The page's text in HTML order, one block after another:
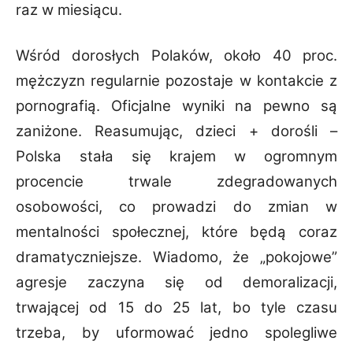
raz w miesiącu.
Wśród dorosłych Polaków, około 40 proc.
mężczyzn regularnie pozostaje w kontakcie z
pornografią. Oficjalne wyniki na pewno są
zaniżone. Reasumując, dzieci + dorośli –
Polska stała się krajem w ogromnym
procencie trwale zdegradowanych
osobowości, co prowadzi do zmian w
mentalności społecznej, które będą coraz
dramatyczniejsze. Wiadomo, że „pokojowe”
agresje zaczyna się od demoralizacji,
trwającej od 15 do 25 lat, bo tyle czasu
trzeba, by uformować jedno spolegliwe